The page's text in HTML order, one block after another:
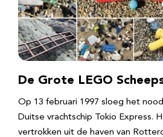
De Grote LEGO
Op 13 februari 1997 sloeg het
Duitse vrachtschip Tokio Express.
vertrokken uit de haven van